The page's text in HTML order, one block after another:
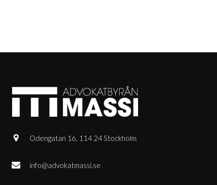
Odengatan 16, 114 24 Stockholm
info@advokatmassi.se